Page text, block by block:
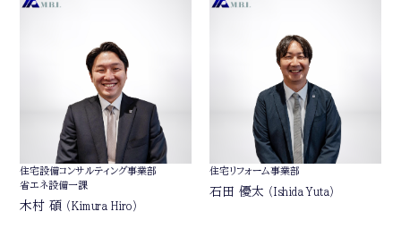
住宅設備コンサルティング事業部
省エネ設備一課
木村 碩 （Kimura Hiro）
住宅リフォーム事業部
石田 優太 （Ishida Yuta）